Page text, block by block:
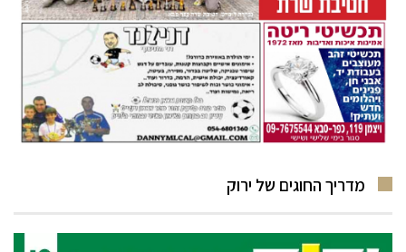
מדריך החוגים של ירוק